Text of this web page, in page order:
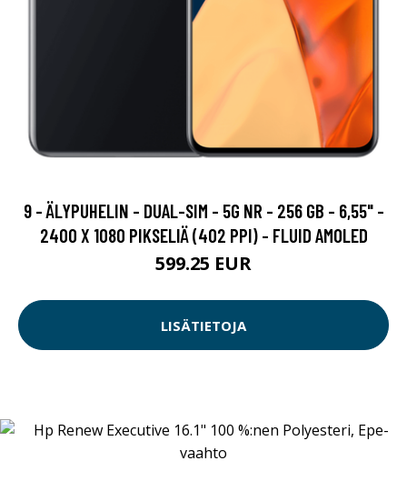
9 - ÄLYPUHELIN - DUAL-SIM - 5G NR - 256 GB - 6,55" -
2400 X 1080 PIKSELIÄ (402 PPI) - FLUID AMOLED
599.25 EUR
LISÄTIETOJA